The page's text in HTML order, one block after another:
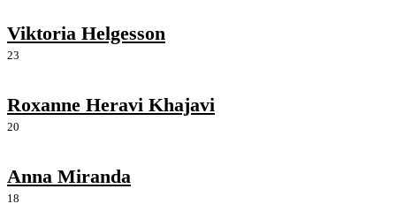
Viktoria Helgesson
23
Roxanne Heravi Khajavi
20
Anna Miranda
18